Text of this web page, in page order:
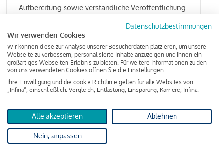
Aufbereitung sowie verständliche Veröffentlichung
Kreditgeschäft gehören zu den wesentlichen
Schwerpunktsetzungen meiner Funktion.
Lesen Sie meine Finanzierungs-Tipps
KreditindexDas Wohnkredit Barometer
Datenschutzbestimmungen
Wir verwenden Cookies
Wir können diese zur Analyse unserer Besucherdaten platzieren, um unsere
Webseite zu verbessern, personalisierte Inhalte anzuzeigen und Ihnen ein
großartiges Webseiten-Erlebnis zu bieten. Für weitere Informationen zu den
von uns verwendeten Cookies öffnen Sie die Einstellungen.
Ihre Einwilligung und die cookie Richtlinie gelten für alle Websites von
„Infina“, einschließlich: Vergleich, Entlastung, Einsparung, Karriere, Infina.
Alle akzeptieren Ablehnen
Nein, anpassen